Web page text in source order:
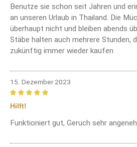
Benutze sie schon seit Jahren und
an unseren Urlaub in Thailand. Die
überhaupt nicht und bleiben abends
Stäbe halten auch mehrere Stunden,
zukünftig immer wieder kaufen
15. Dezember 2023
Bewertung mit 5 von 5 Sternen
Hilft!
Funktioniert gut, Geruch sehr